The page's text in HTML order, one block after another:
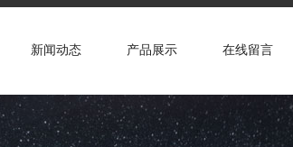
新闻动态 产品展示 在线留言